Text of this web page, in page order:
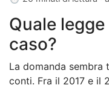
Quale
caso?
La domanda sembra
conti. Fra il 2017 e il